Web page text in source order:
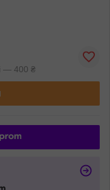
— 400 ₴